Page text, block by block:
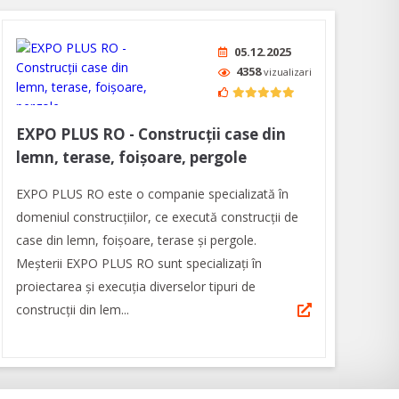
05.12.2025
4358vizualizari
EXPO PLUS RO - Construcții case din
lemn, terase, foișoare, pergole
EXPO PLUS RO este o companie specializată în
domeniul construcţiilor, ce execută construcții de
case din lemn, foișoare, terase și pergole.
Meșterii EXPO PLUS RO sunt specializați în
proiectarea și execuția diverselor tipuri de
construcții din lem...